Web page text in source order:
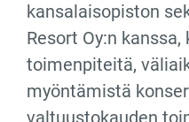
kansalaisopiston
Resort Oy:n
toimenpiteitä,
myöntämistä